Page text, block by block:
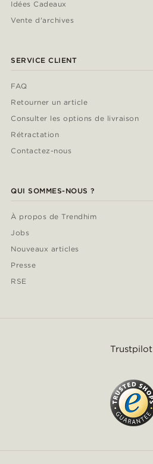
Idées Cadeaux
Vente d'archives
SERVICE CLIENT
FAQ
Retourner un article
Consulter les options de livraison
Rétractation
Contactez-nous
QUI SOMMES-NOUS ?
À propos de Trendhim
Jobs
Nouveaux articles
Presse
RSE
Trustpilot